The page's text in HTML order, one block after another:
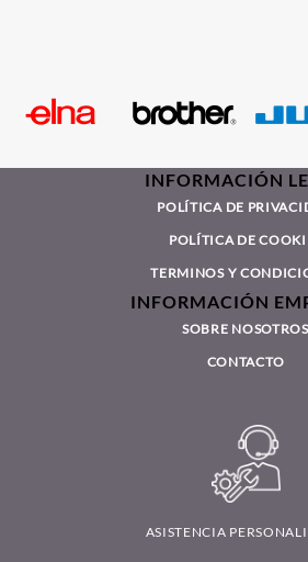
INFORMACIÓN
POLÍTICA DE
POLÍTICA DE
TERMINOS Y
INFORMACIÓN
SOBRE NOSOTROS
CONTACTO
ASISTENCIA